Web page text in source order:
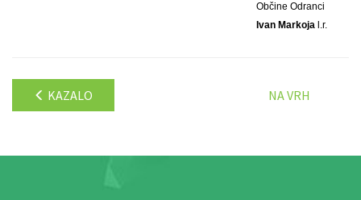
Občine Odranci
Ivan Markojal.r.
KAZALO NA VRH